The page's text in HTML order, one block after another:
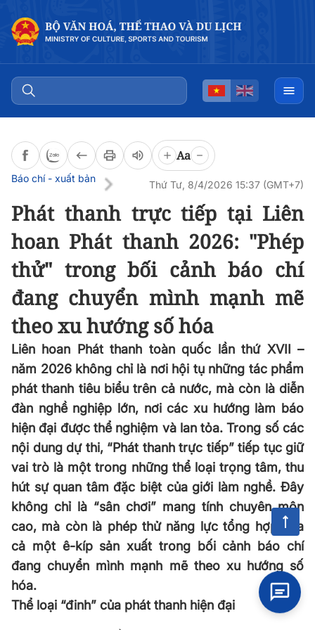
Aa
Báo chí - xuất bản
Thứ Tư, 8/4/2026 15:37 (GMT+7)
Phát thanh trực tiếp tại Liên
hoan Phát thanh 2026: "Phép
thử" trong bối cảnh báo chí
đang chuyển mình mạnh mẽ
theo xu hướng số hóa
Liên hoan Phát thanh toàn quốc lần thứ XVII –
năm 2026 không chỉ là nơi hội tụ những tác phẩm
phát thanh tiêu biểu trên cả nước, mà còn là diễn
đàn nghề nghiệp lớn, nơi các xu hướng làm báo
hiện đại được thể nghiệm và lan tỏa. Trong số các
nội dung dự thi, “Phát thanh trực tiếp” tiếp tục giữ
vai trò là một trong những thể loại trọng tâm, thu
hút sự quan tâm đặc biệt của giới làm nghề. Đây
không chỉ là “sân chơi” mang tính chuyên môn
cao, mà còn là phép thử năng lực tổng hợp của
cả một ê-kíp sản xuất trong bối cảnh báo chí
đang chuyển mình mạnh mẽ theo xu hướng số
hóa.
Thể loại “đinh” của phát thanh hiện đại
Đọc bài